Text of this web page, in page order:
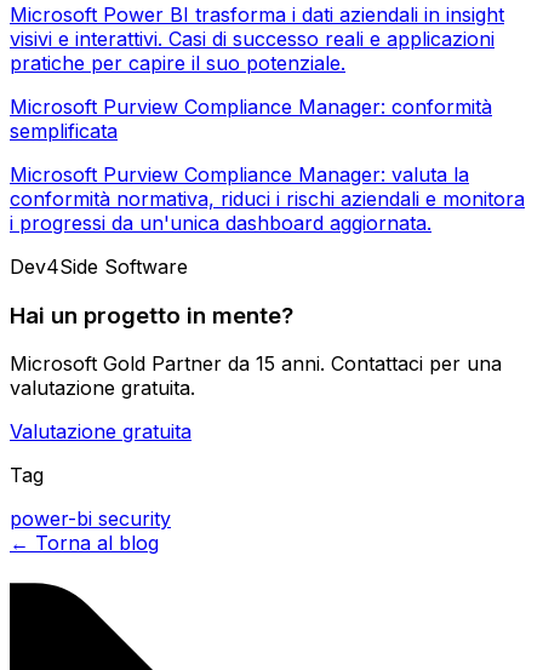
Microsoft Power BI trasforma i dati aziendali in insight
visivi e interattivi. Casi di successo reali e applicazioni
pratiche per capire il suo potenziale.
Microsoft Purview Compliance Manager: conformità
semplificata
Microsoft Purview Compliance Manager: valuta la
conformità normativa, riduci i rischi aziendali e monitora
i progressi da un'unica dashboard aggiornata.
Dev4Side Software
Hai un progetto in mente?
Microsoft Gold Partner da 15 anni. Contattaci per una
valutazione gratuita.
Valutazione gratuita
Tag
power-bi security
← Torna al blog